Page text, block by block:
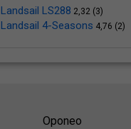
Landsail LS288 2,32 (3)
Landsail 4-Seasons 4,76 (2)
Oponeo